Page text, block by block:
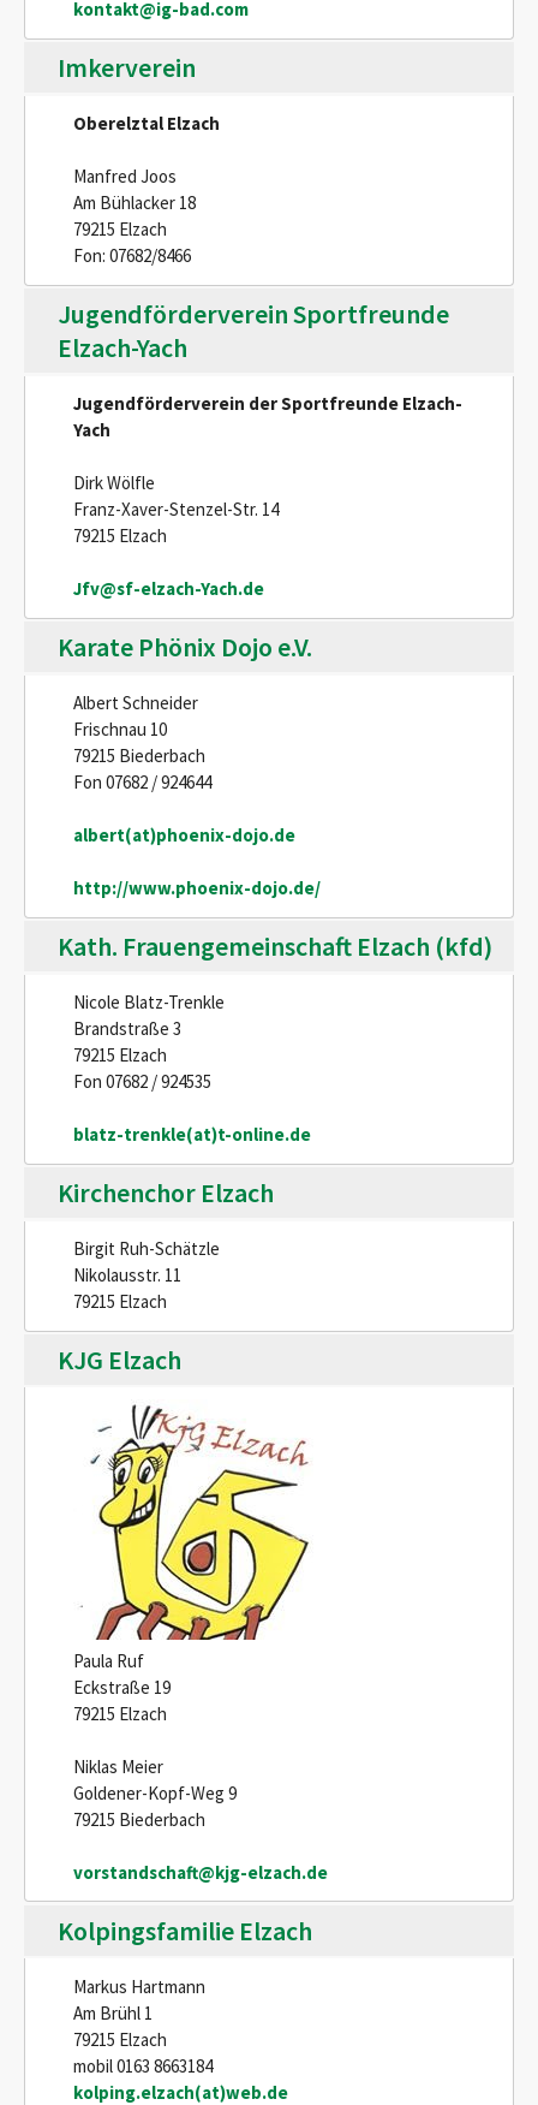
kontakt@ig-bad.com
Imkerverein
Oberelztal Elzach
Manfred Joos
Am Bühlacker 18
79215 Elzach
Fon: 07682/8466
Jugendförderverein Sportfreunde
Elzach-Yach
Jugendförderverein der Sportfreunde Elzach-
Yach
Dirk Wölfle
Franz-Xaver-Stenzel-Str. 14
79215 Elzach
Jfv@sf-elzach-Yach.de
Karate Phönix Dojo e.V.
Albert Schneider
Frischnau 10
79215 Biederbach
Fon 07682 / 924644
albert(at)phoenix-dojo.de
http://www.phoenix-dojo.de/
Kath. Frauengemeinschaft Elzach (kfd)
Nicole Blatz-Trenkle
Brandstraße 3
79215 Elzach
Fon 07682 / 924535
blatz-trenkle(at)t-online.de
Kirchenchor Elzach
Birgit Ruh-Schätzle
Nikolausstr. 11
79215 Elzach
KJG Elzach
Paula Ruf
Eckstraße 19
79215 Elzach
Niklas Meier
Goldener-Kopf-Weg 9
79215 Biederbach
vorstandschaft@kjg-elzach.de
Kolpingsfamilie Elzach
Markus Hartmann
Am Brühl 1
79215 Elzach
mobil 0163 8663184
kolping.elzach(at)web.de